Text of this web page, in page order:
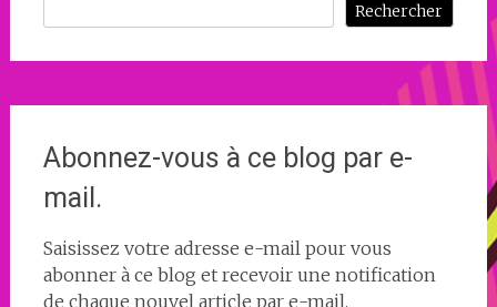
Rechercher
Abonnez-vous à ce blog par e-
mail.
Saisissez votre adresse e-mail pour vous
abonner à ce blog et recevoir une notification
de chaque nouvel article par e-mail.